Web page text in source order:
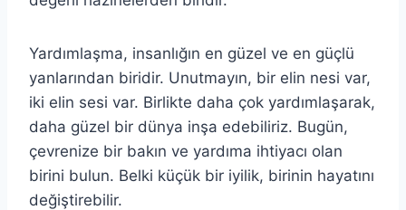
Yardımlaşma, insanlığın en güzel ve en güçlü
yanlarından biridir. Unutmayın, bir elin nesi var,
iki elin sesi var. Birlikte daha çok yardımlaşarak,
daha güzel bir dünya inşa edebiliriz. Bugün,
çevrenize bir bakın ve yardıma ihtiyacı olan
birini bulun. Belki küçük bir iyilik, birinin hayatını
değiştirebilir.